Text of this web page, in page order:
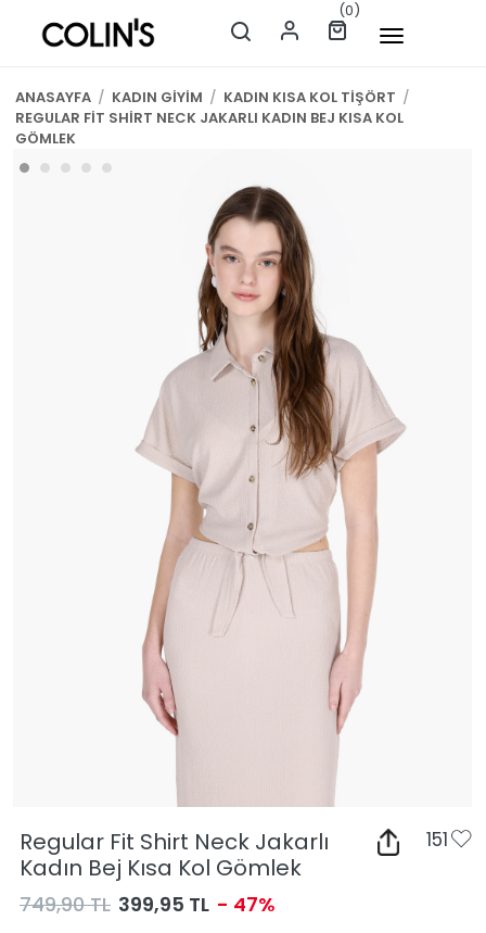
(0)
ANASAYFA / KADIN GİYİM / KADIN KISA KOL TİŞÖRT /
REGULAR FİT SHİRT NECK JAKARLI KADIN BEJ KISA KOL
GÖMLEK
Regular Fit Shirt Neck Jakarlı
Kadın Bej Kısa Kol Gömlek
151
749,90 TL 399,95 TL - 47%